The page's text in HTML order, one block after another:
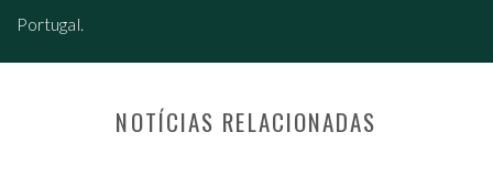
Portugal.
NOTÍCIAS RELACIONADAS